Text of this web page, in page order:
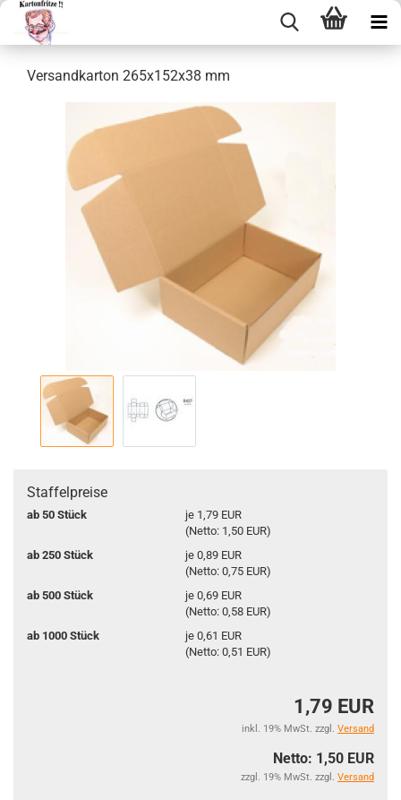
Ver­sand­kar­ton 265x152x38 mm
Staffelpreise
ab 50 Stück
je 1,79 EUR
(Netto: 1,50 EUR)
ab 250 Stück
je 0,89 EUR
(Netto: 0,75 EUR)
ab 500 Stück
je 0,69 EUR
(Netto: 0,58 EUR)
ab 1000 Stück
je 0,61 EUR
(Netto: 0,51 EUR)
1,79 EUR
inkl. 19% MwSt. zzgl. Versand
Netto: 1,50 EUR
zzgl. 19% MwSt. zzgl. Versand